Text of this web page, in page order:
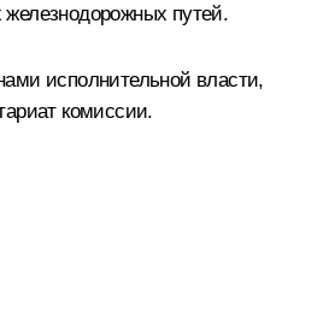
путей.
исполнительной власти,
комиссии.